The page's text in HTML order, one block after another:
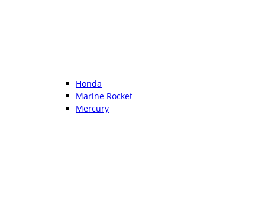
Honda
Marine Rocket
Mercury